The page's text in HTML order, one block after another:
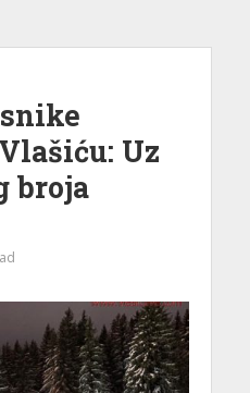
Uz
broja